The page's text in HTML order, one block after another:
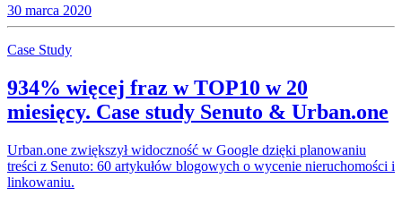
30 marca 2020
Case Study
934% więcej fraz w TOP10 w 20
miesięcy. Case study Senuto & Urban.one
Urban.one zwiększył widoczność w Google dzięki planowaniu
treści z Senuto: 60 artykułów blogowych o wycenie nieruchomości i
linkowaniu.